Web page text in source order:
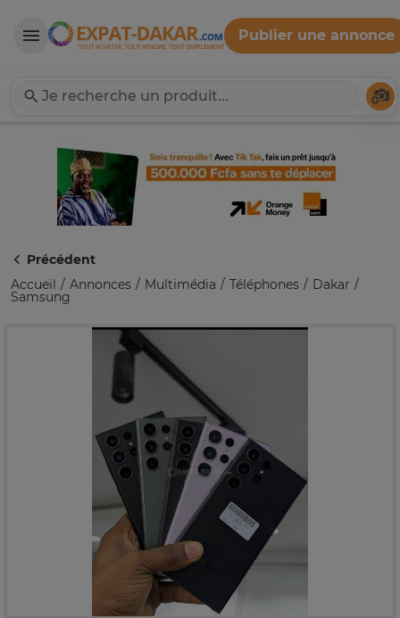
Expat-Dakar
Publier une annonce
Précédent
Accueil
Annonces Multimédia Téléphones Dakar
Samsung